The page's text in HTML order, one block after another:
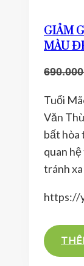
GIẢM
MÀU
Tuổi
Văn
bất hòa
quan
tránh xa
https://